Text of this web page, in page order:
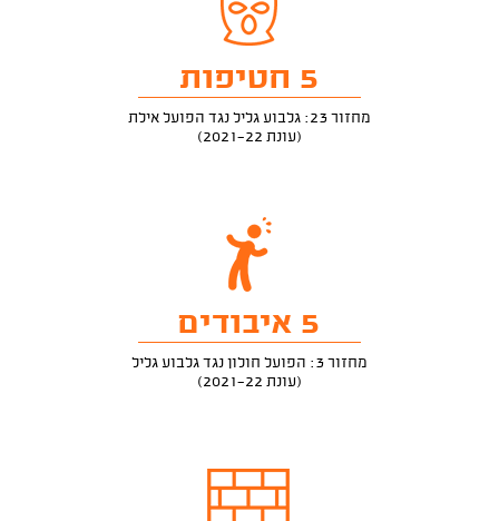
5 חטיפות
מחזור 23: גלבוע גליל נגד הפועל אילת
(עונת 2021-22)
5 איבודים
מחזור 3: הפועל חולון נגד גלבוע גליל
(עונת 2021-22)